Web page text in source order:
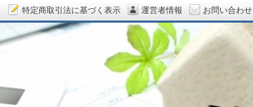
特定商取引法に基づく表示 運営者情報 お問い合わせ